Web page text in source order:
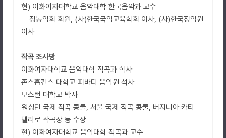
현) 이화여자대학교 음악대학 한국음악과 교수
정농악회 회원, (사)한국국악교육학회 이사, (사)한국정악원
이사
작곡 조사방
이화여자대학교 음악대학 작곡과 학사
존스홉킨스 대학교 피바디 음악원 석사
보스턴 대학교 박사
워싱턴 국제 작곡 콩쿨, 서울 국제 작곡 콩쿨, 버지니아 카티
델리로 작곡상 등 수상
현) 이화여자대학교 음악대학 작곡과 교수